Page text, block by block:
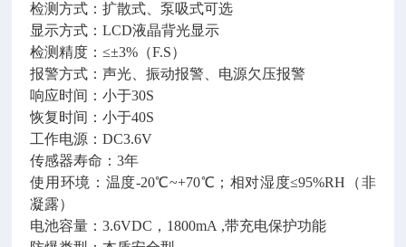
检测方式：扩散式、泵吸式可选
显示方式：LCD液晶背光显示
检测精度：≤±3%（F.S）
报警方式：声光、振动报警、电源欠压报警
响应时间：小于30S
恢复时间：小于40S
工作电源：DC3.6V
传感器寿命：3年
使用环境：温度-20℃~+70℃；相对湿度≤95%RH（非
凝露）
电池容量：3.6VDC，1800mA ,带充电保护功能